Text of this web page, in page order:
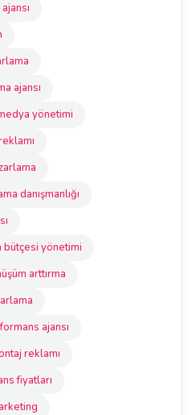
ajansı
yönetimi
danışmanlığı
yönetimi
arttırma
ajansı
reklamı
fiyatları